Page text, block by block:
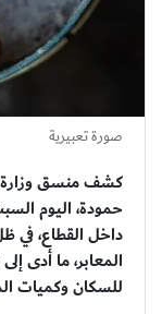
صورة تعبيرية
كشف منسق وزارة
حمودة، اليوم
داخل القطاع، في
المعابر، ما أدى
للسكان وكميات